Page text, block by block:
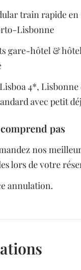
train rapide en
Lisbonne
gare-hôtel &
4*,
avec petit
pas
nos
lors de votre
annulation.